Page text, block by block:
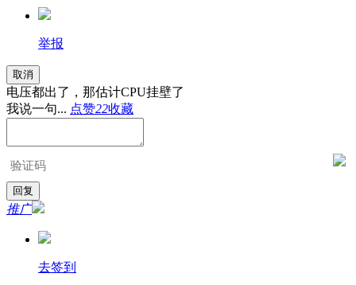
举报
取消
电压都出了，那估计CPU挂壁了
我说一句... 点赞22收藏
推广
去签到